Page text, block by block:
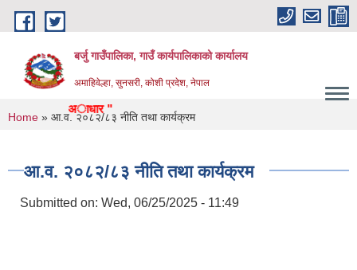
Skip to main content
बर्जु गाउँपालिका, गाउँ कार्यपालिकाको कार्यालय
अमाहिवेल्हा, सुनसरी, कोशी प्रदेश, नेपाल
बर्जुकाे अाधार "
You are here
Home » आ.व. २०८२/८३ नीति तथा कार्यक्रम
आ.व. २०८२/८३ नीति तथा कार्यक्रम
Submitted on: Wed, 06/25/2025 - 11:49